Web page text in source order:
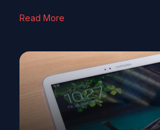
Read More